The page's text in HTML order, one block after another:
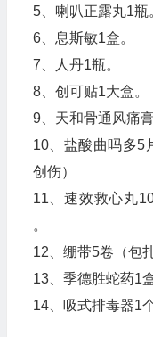
5、喇叭正露丸1瓶
6、息斯敏1盒。
7、人丹1瓶。
8、创可贴1大盒。
9、天和骨通风痛
10、盐酸曲吗多5
创伤）
11、速效救心丸
。
12、绷带5卷（包
13、季德胜蛇药1
14、吸式排毒器1个